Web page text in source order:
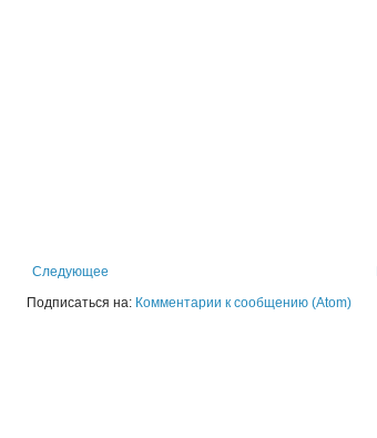
Следующее
Подписаться на: Комментарии к сообщению (Atom)